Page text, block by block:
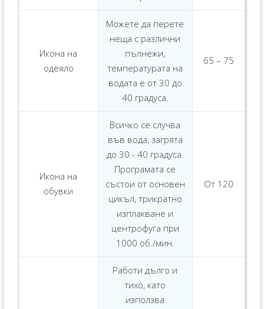
Икона на
одеяло
Можете да перете
неща с различни
пълнежи,
температурата на
водата е от 30 до
40 градуса.
65 – 75
Икона на
обувки
Всичко се случва
във вода, загрята
до 30 - 40 градуса.
Програмата се
състои от основен
цикъл, трикратно
изплакване и
центрофуга при
1000 об./мин.
От 120
Работи дълго и
тихо, като
използва